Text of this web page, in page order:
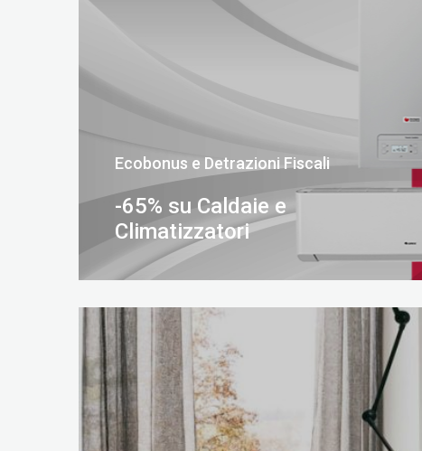
Ecobonus e Detrazioni Fiscali
-65% su Caldaie e
Climatizzatori